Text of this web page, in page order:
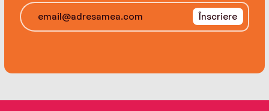
Înscriere